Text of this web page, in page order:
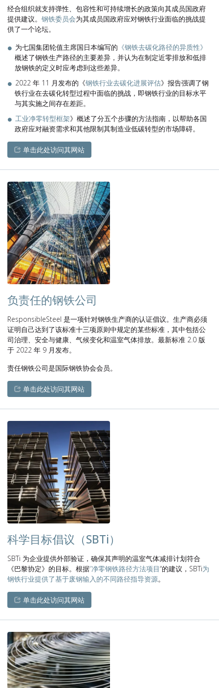
经合组织就支持弹性、包容性和可持续增长的政策向其成员国政府
提供建议。 钢铁委员会为其成员国政府应对钢铁行业面临的挑战提
供了一个论坛。
为七国集团轮值主席国日本编写的 《钢铁去碳化路径的异质性》
概述了钢铁生产路径的主要差异，并认为在制定近零排放和低排
放钢铁的定义时应考虑到这些差异。
2022 年 11 月发布的《钢铁行业去碳化进展评估》报告强调了钢
铁行业在去碳化转型过程中面临的挑战，即钢铁行业的目标水平
与其实施之间存在差距。
工业净零转型框架》概述了分五个步骤的方法指南，以帮助各国
政府应对融资需求和其他限制其制造业低碳转型的市场障碍。
单击此处访问其网站
负责任的钢铁公司
ResponsibleSteel 是一项针对钢铁生产商的认证倡议。生产商必须
证明自己达到了该标准十三项原则中规定的某些标准，其中包括公
司治理、安全与健康、气候变化和温室气体排放。最新标准 2.0 版
于 2022 年 9 月发布。
责任钢铁公司是国际钢铁协会会员。
单击此处访问其网站
科学目标倡议（SBTi）
SBTi 为企业提供外部验证，确保其声明的温室气体减排计划符合
《巴黎协定》的目标。根据“净零钢铁路径方法项目“的建议，SBTi为
钢铁行业提供了基于废钢输入的不同路径指导资源。
单击此处访问其网站